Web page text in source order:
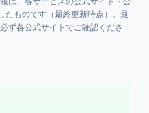
ものです（最終更新時点）。最
ず各公式サイトでご確認くださ